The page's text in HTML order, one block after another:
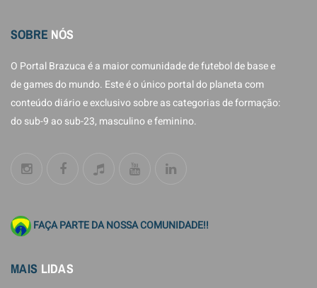
SOBRE NÓS
O Portal Brazuca é a maior comunidade de futebol de base e
de games do mundo. Este é o único portal do planeta com
conteúdo diário e exclusivo sobre as categorias de formação:
do sub-9 ao sub-23, masculino e feminino.
FAÇA PARTE DA NOSSA COMUNIDADE!!
MAIS LIDAS